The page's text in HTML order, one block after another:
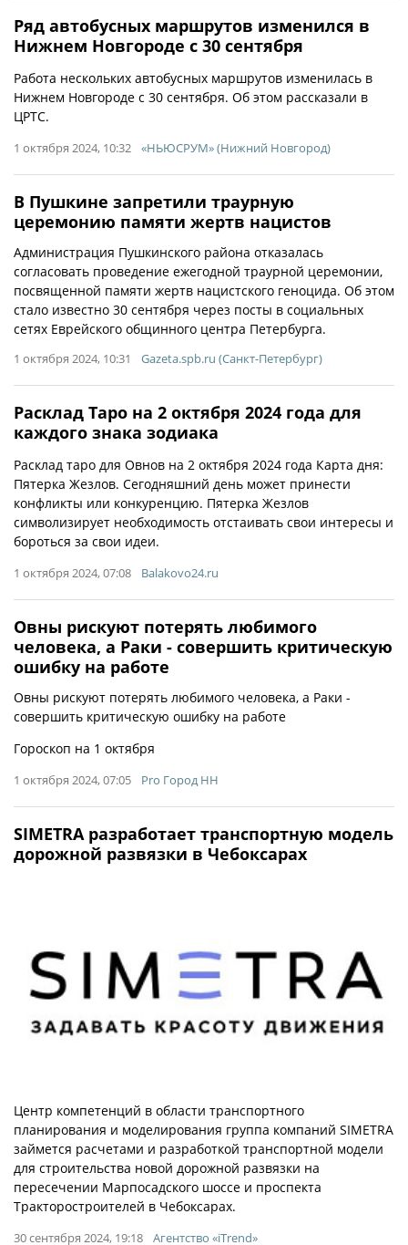
Ряд автобусных маршрутов изменился в
Нижнем Новгороде с 30 сентября
Работа нескольких автобусных маршрутов изменилась в
Нижнем Новгороде с 30 сентября. Об этом рассказали в
ЦРТС.
1 октября 2024, 10:32 «НЬЮСРУМ» (Нижний Новгород)
В Пушкине запретили траурную
церемонию памяти жертв нацистов
Администрация Пушкинского района отказалась
согласовать проведение ежегодной траурной церемонии,
посвященной памяти жертв нацистского геноцида. Об этом
стало известно 30 сентября через посты в социальных
сетях Еврейского общинного центра Петербурга.
1 октября 2024, 10:31 Gazeta.spb.ru (Санкт-Петербург)
Расклад Таро на 2 октября 2024 года для
каждого знака зодиака
Расклад таро для Овнов на 2 октября 2024 года Карта дня:
Пятерка Жезлов. Сегодняшний день может принести
конфликты или конкуренцию. Пятерка Жезлов
символизирует необходимость отстаивать свои интересы и
бороться за свои идеи.
1 октября 2024, 07:08 Balakovo24.ru
Овны рискуют потерять любимого
человека, а Раки - совершить критическую
ошибку на работе
Овны рискуют потерять любимого человека, а Раки -
совершить критическую ошибку на работе
Гороскоп на 1 октября
1 октября 2024, 07:05 Pro Город НН
SIMETRA разработает транспортную модель
дорожной развязки в Чебоксарах
Центр компетенций в области транспортного
планирования и моделирования группа компаний SIMETRA
займется расчетами и разработкой транспортной модели
для строительства новой дорожной развязки на
пересечении Марпосадского шоссе и проспекта
Тракторостроителей в Чебоксарах.
30 сентября 2024, 19:18 Агентство «iTrend»